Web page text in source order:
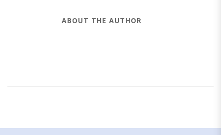
ABOUT THE AUTHOR